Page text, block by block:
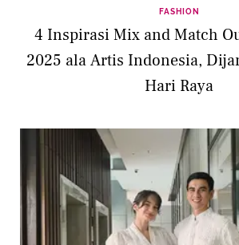
FASHION
4 Inspirasi Mix and Match
2025 ala Artis Indonesia,
Hari Raya